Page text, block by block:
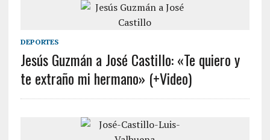
DEPORTES
Jesús Guzmán a José Castillo: «Te quiero y
te extraño mi hermano» (+Video)